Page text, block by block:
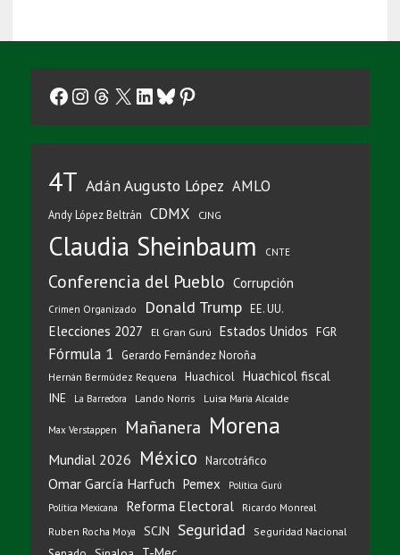
Facebook
Instagram
Threads
X LinkedIn
Bluesky
Pinterest
4T Adán Augusto López AMLO
Andy López Beltrán CDMX CJNG
Claudia Sheinbaum CNTE
Conferencia del Pueblo Corrupción
Crimen Organizado Donald Trump EE. UU.
Elecciones 2027 El Gran Gurú Estados Unidos FGR
Fórmula 1 Gerardo Fernández Noroña
Hernán Bermúdez Requena Huachicol Huachicol fiscal
INE La Barredora Lando Norris Luisa María Alcalde
Max Verstappen Mañanera Morena
Mundial 2026 México Narcotráfico
Omar García Harfuch Pemex
Política Gurú
Política Mexicana
Reforma Electoral
Ricardo Monreal
Ruben Rocha Moya
SCJN Seguridad Seguridad Nacional